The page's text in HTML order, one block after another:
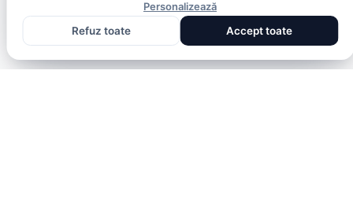
Personalizează
Refuz toate
Accept toate